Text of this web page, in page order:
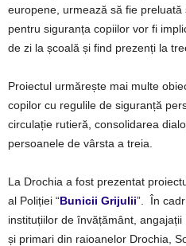
europene, urmează să fie preluată
pentru siguranța copiilor vor fi
de zi la școală și find prezenți la
Proiectul urmărește mai multe
copilor cu regulile de siguranță
circulație rutieră, consolidarea
persoanele de vârsta a treia.
La Drochia a fost prezentat
al Poliției “Bunicii Grijulii” . În
instituțiilor de învățământ,
și primari din raioanelor Drochia,